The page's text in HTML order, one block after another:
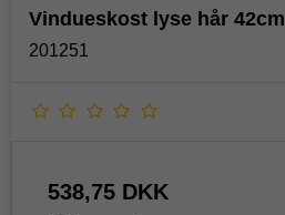
Vindueskost lyse hår 42cm
201251
538,75 DKK